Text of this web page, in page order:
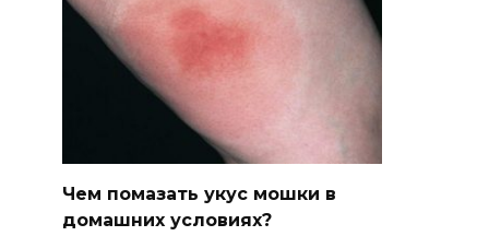
Чем помазать укус мошки в
домашних условиях?